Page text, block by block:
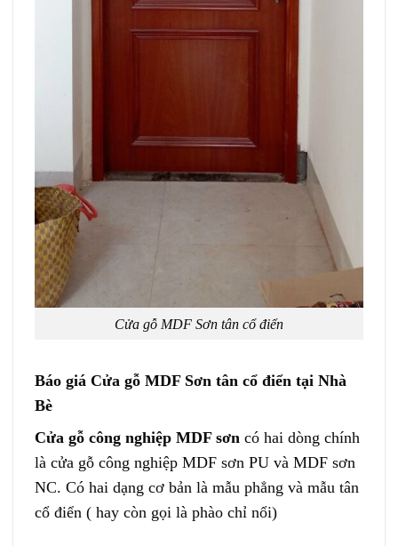
Cửa gỗ MDF Sơn tân cổ điển
Báo giá Cửa gỗ MDF Sơn tân cổ điển tại Nhà
Bè
Cửa gỗ công nghiệp MDF sơn có hai dòng chính
là cửa gỗ công nghiệp MDF sơn PU và MDF sơn
NC. Có hai dạng cơ bản là mẫu phẳng và mẫu tân
cổ điển ( hay còn gọi là phào chỉ nổi)